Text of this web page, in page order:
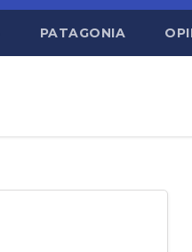
PATAGONIA